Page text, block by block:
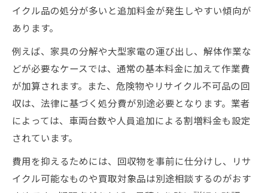
イクル品の処分が多いと追加料金が発生しやすい傾向が
あります。
例えば、家具の分解や大型家電の運び出し、解体作業な
どが必要なケースでは、通常の基本料金に加えて作業費
が加算されます。また、危険物やリサイクル不可品の回
収は、法律に基づく処分費が別途必要となります。業者
によっては、車両台数や人員追加による割増料金も設定
されています。
費用を抑えるためには、回収物を事前に仕分けし、リサ
イクル可能なものや買取対象品は別途相談するのがおす